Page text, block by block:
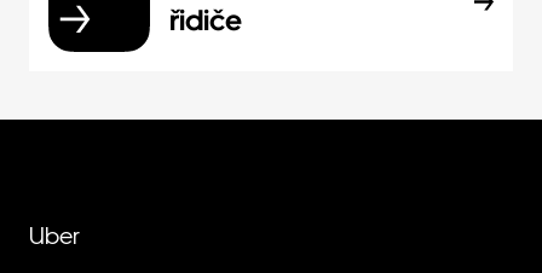
řidiče
Uber